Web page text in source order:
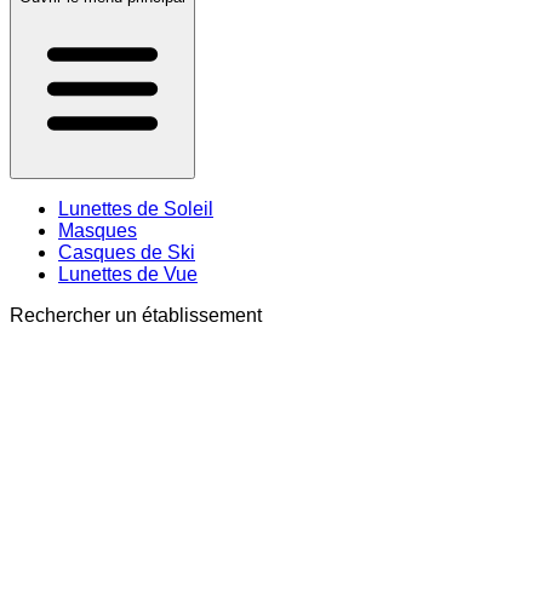
Lunettes de Soleil
Masques
Casques de Ski
Lunettes de Vue
Rechercher un établissement